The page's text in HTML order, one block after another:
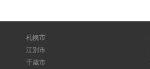
札幌市
江別市
千歳市